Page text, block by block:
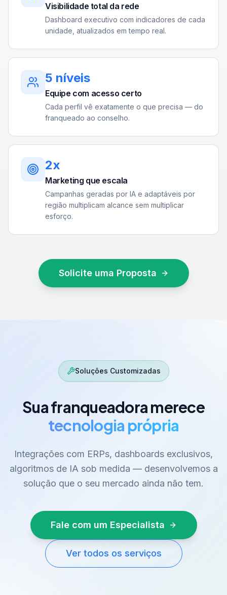
Visibilidade total da rede
Dashboard executivo com indicadores de cada
unidade, atualizados em tempo real.
5 níveis
Equipe com acesso certo
Cada perfil vê exatamente o que precisa — do
franqueado ao conselho.
2x
Marketing que escala
Campanhas geradas por IA e adaptáveis por
região multiplicam alcance sem multiplicar
esforço.
Solicite uma Proposta
Soluções Customizadas
Sua franqueadora merece
tecnologia própria
Integrações com ERPs, dashboards exclusivos,
algoritmos de IA sob medida — desenvolvemos a
solução que o seu mercado ainda não tem.
Fale com um Especialista
Ver todos os serviços